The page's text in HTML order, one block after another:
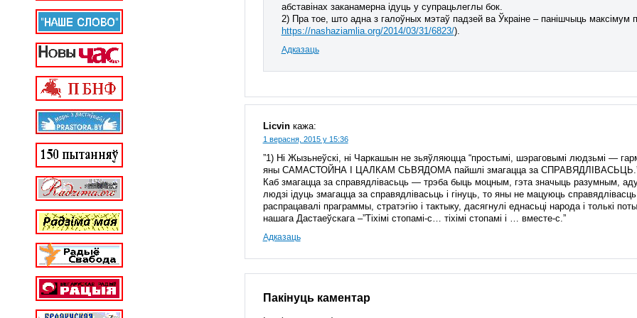
абставінах заканамерна ідуць у супрацьлеглы бок.
2) Пра тое, што адна з галоўных мэтаў падзей ва Ўкраіне – панішчыць максімум
https://nashaziamlia.org/2014/03/31/6823/).
Адказаць
Licvin кажа:
1 верасня, 2015 у 15:36
”1) Ні Жызьнеўскі, ні Чаркашын не зьяўляюцца “простымі, шэраговымі людзьмі —
яны САМАСТОЙНА І ЦАЛКАМ СЬВЯДОМА пайшлі змагацца за
Каб змагацца за справядлівасьць — трэба быць моцным, гэта значыць разумным,
людзі ідуць змагацца за справядлівасьць і гінуць, то яны не мацуюць
распрацавалі праграммы, стратэгію і тактыку, дасягнулі еднасьці народа і толькі
нашага Дастаеўскага –”Тіхімі стопамі-с… тіхімі стопамі і … вместе-с.”
Адказаць
Пакінуць каментар